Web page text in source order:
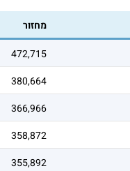
מחזור
472,715
380,664
366,966
358,872
355,892